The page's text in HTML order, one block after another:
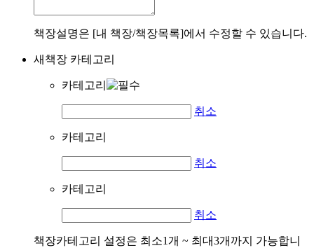
책장설명은 [내 책장/책장목록]에서 수정할 수 있습니다.
새책장 카테고리
카테고리
취소
카테고리
취소
카테고리
취소
책장카테고리 설정은 최소1개 ~ 최대3개까지 가능합니